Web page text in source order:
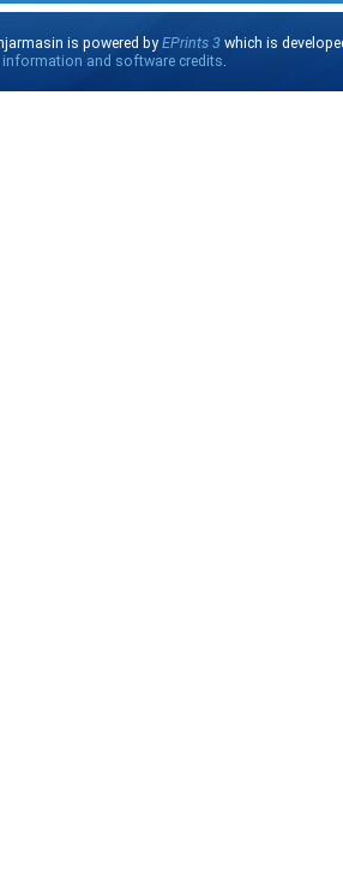
is powered byEPrints 3 which is
information and software credits.